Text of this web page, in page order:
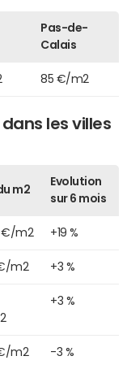
Pas-de-
Calais
85 €/m2
les villes
m2
Evolution
sur 6 mois
€/m2 +19 %
m2 +3 %
+3 %
m2 -3 %